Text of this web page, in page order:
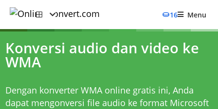
16 Menu
Konversi audio dan video ke
WMA
Dengan konverter WMA online gratis ini, Anda
dapat mengonversi file audio ke format Microsoft